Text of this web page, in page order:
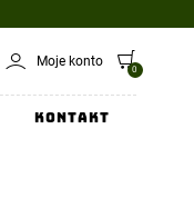
Moje konto
0
Kontakt